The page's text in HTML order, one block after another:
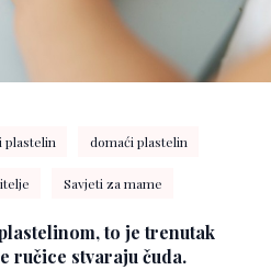
plastelin domaći plastelin
Savjeti za mame
to je trenutak
ručice stvaraju čuda.